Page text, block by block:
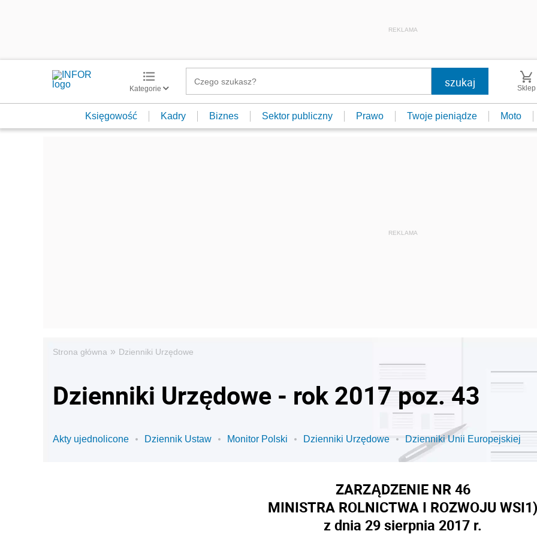
REKLAMA
Kategorie Sklep
Księgowość Kadry Biznes Sektor publiczny Prawo Twoje pieniądze Moto
Strona główna » Dzienniki Urzędowe
Dzienniki Urzędowe - rok 2017 poz. 43
Akty ujednolicone Dziennik Ustaw Monitor Polski Dzienniki Urzędowe Dzienniki Unii Europejskiej
ZARZĄDZENIE NR 46
MINISTRA ROLNICTWA I ROZWOJU WSI1)
z dnia 29 sierpnia 2017 r.